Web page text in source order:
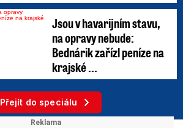
Jsou v havarijním stavu,
na opravy nebude:
Bednárik zařízl peníze na
krajské ...
Přejít do speciálu